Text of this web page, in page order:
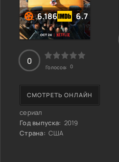
6.186 6.7
сериал
Год выпуска: 2019
Страна: США
СМОТРЕТЬ ОНЛАЙН
0
Голосов: 0